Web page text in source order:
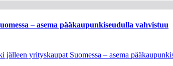
– asema pääkaupunkiseudulla vahvistuu
yrityskaupat Suomessa – asema